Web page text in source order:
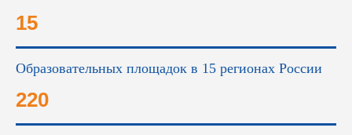
15
Образовательных площадок в 15 регионах России
220